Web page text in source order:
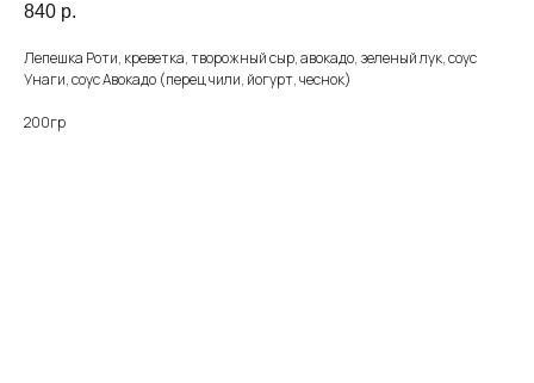
840 р.
Лепешка Роти, креветка, творожный сыр, авокадо, зеленый лук, соус
Унаги, соус Авокадо (перец чили, йогурт, чеснок)
200гр